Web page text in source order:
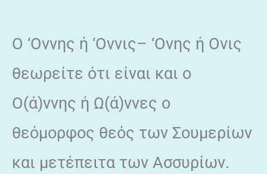
O ‘Οννης ή ‘Οννις– ‘Ονης ή Ονις
θεωρείτε ότι είναι και ο
Ο(ά)ννης ή Ω(ά)ννες ο
θεόμορφος θεός των Σουμερίων
και μετέπειτα των Ασσυρίων.